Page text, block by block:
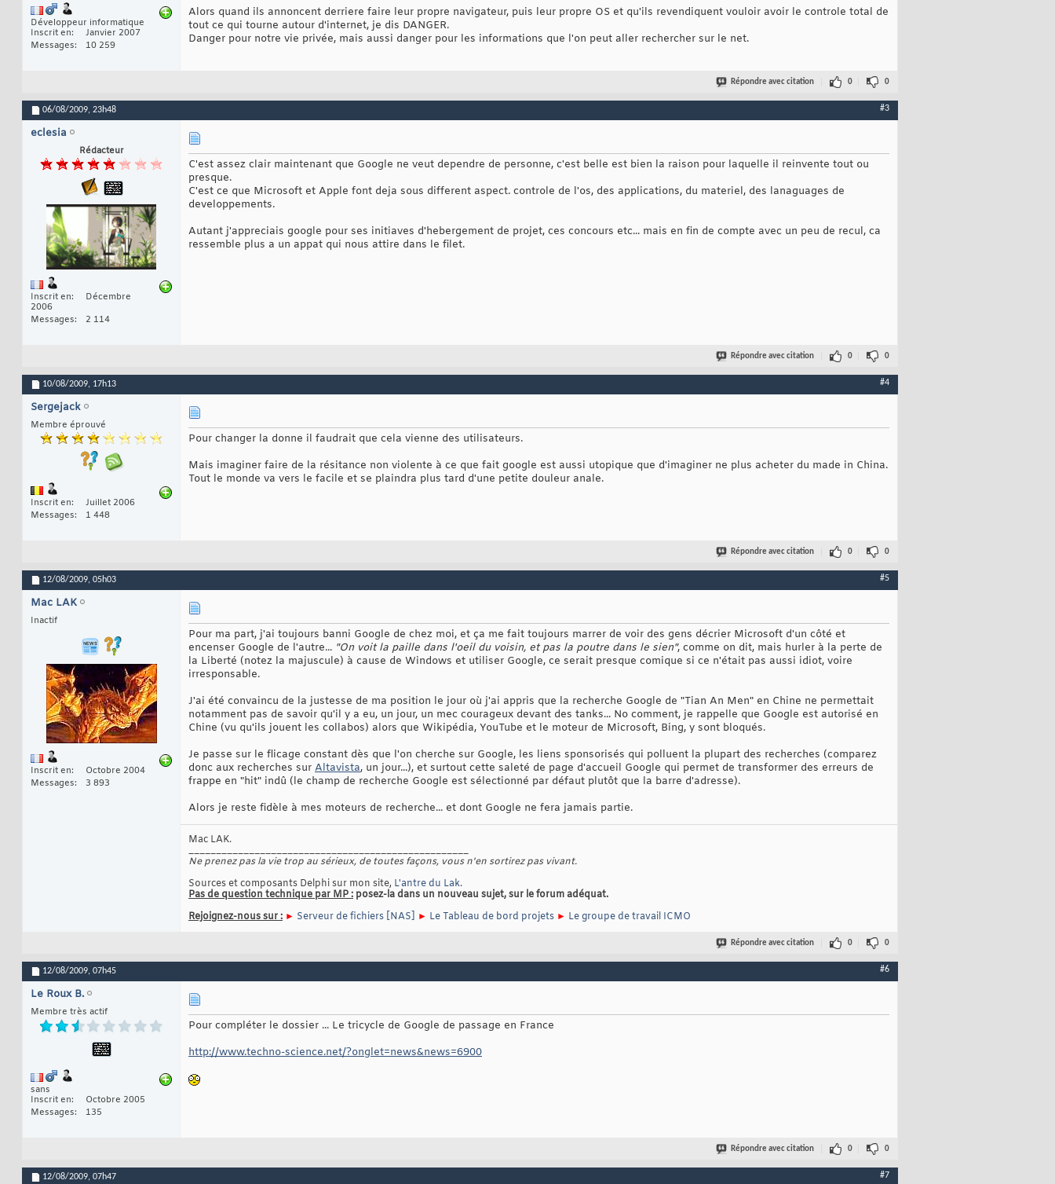
Développeur informatique
Inscrit en
Janvier 2007
Messages
10 259
Alors quand ils annoncent derriere faire leur propre navigateur, puis leur propre OS et qu'ils revendiquent vouloir avoir le controle total de
tout ce qui tourne autour d'internet, je dis DANGER.
Danger pour notre vie privée, mais aussi danger pour les informations que l'on peut aller rechercher sur le net.
Répondre avec citation 0 0
06/08/2009, 23h48 #3
eclesia
Rédacteur
Inscrit en
Décembre
2006
Messages
2 114
C'est assez clair maintenant que Google ne veut dependre de personne, c'est belle est bien la raison pour laquelle il reinvente tout ou
presque.
C'est ce que Microsoft et Apple font deja sous different aspect. controle de l'os, des applications, du materiel, des lanaguages de
developpements.
Autant j'appreciais google pour ses initiaves d'hebergement de projet, ces concours etc... mais en fin de compte avec un peu de recul, ca
ressemble plus a un appat qui nous attire dans le filet.
Répondre avec citation 0 0
10/08/2009, 17h13 #4
Sergejack
Membre éprouvé
Inscrit en
Juillet 2006
Messages
1 448
Pour changer la donne il faudrait que cela vienne des utilisateurs.
Mais imaginer faire de la résitance non violente à ce que fait google est aussi utopique que d'imaginer ne plus acheter du made in China.
Tout le monde va vers le facile et se plaindra plus tard d'une petite douleur anale.
Répondre avec citation 0 0
12/08/2009, 05h03 #5
Mac LAK
Inactif
Inscrit en
Octobre 2004
Messages
3 893
Pour ma part, j'ai toujours banni Google de chez moi, et ça me fait toujours marrer de voir des gens décrier Microsoft d'un côté et
encenser Google de l'autre... "On voit la paille dans l'oeil du voisin, et pas la poutre dans le sien", comme on dit, mais hurler à la perte de
la Liberté (notez la majuscule) à cause de Windows et utiliser Google, ce serait presque comique si ce n'était pas aussi idiot, voire
irresponsable.
J'ai été convaincu de la justesse de ma position le jour où j'ai appris que la recherche Google de "Tian An Men" en Chine ne permettait
notamment pas de savoir qu'il y a eu, un jour, un mec courageux devant des tanks... No comment, je rappelle que Google est autorisé en
Chine (vu qu'ils jouent les collabos) alors que Wikipédia, YouTube et le moteur de Microsoft, Bing, y sont bloqués.
Je passe sur le flicage constant dès que l'on cherche sur Google, les liens sponsorisés qui polluent la plupart des recherches (comparez
donc aux recherches sur Altavista, un jour...), et surtout cette saleté de page d'accueil Google qui permet de transformer des erreurs de
frappe en "hit" indû (le champ de recherche Google est sélectionné par défaut plutôt que la barre d'adresse).
Alors je reste fidèle à mes moteurs de recherche... et dont Google ne fera jamais partie.
Mac LAK.
___________________________________________________
Ne prenez pas la vie trop au sérieux, de toutes façons, vous n'en sortirez pas vivant.
Sources et composants Delphi sur mon site, L'antre du Lak.
Pas de question technique par MP : posez-la dans un nouveau sujet, sur le forum adéquat.
Rejoignez-nous sur : ► Serveur de fichiers [NAS] ► Le Tableau de bord projets ► Le groupe de travail ICMO
Répondre avec citation 0 0
12/08/2009, 07h45 #6
Le Roux B.
Membre très actif
sans
Inscrit en
Octobre 2005
Messages
135
Pour compléter le dossier ... Le tricycle de Google de passage en France
http://www.techno-science.net/?onglet=news&news=6900
Répondre avec citation 0 0
12/08/2009, 07h47 #7